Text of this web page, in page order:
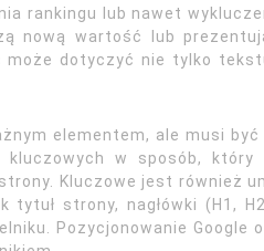
rankingu lub nawet
nową wartość lub
może dotyczyć nie tylko
elementem, ale musi być
w sposób, który
Kluczowe jest również
strony, nagłówki (H1,
Pozycjonowanie Google